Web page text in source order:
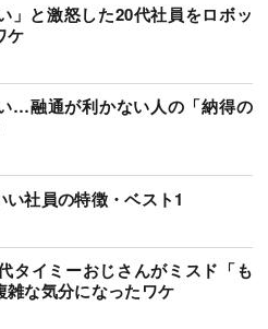
」と激怒した20代社員をロボッ
ケ
…融通が利かない人の「納得の
社員の特徴・ベスト1
タイミーおじさんがミスド「も
雑な気分になったワケ